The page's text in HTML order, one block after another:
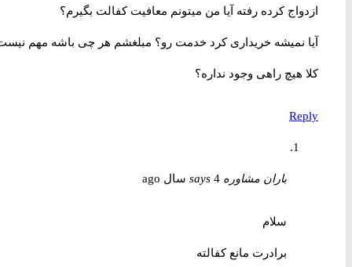
ازدواج کرده رفته آیا من میتونم معافیت کفالت بگیرم؟
آیا نمیشه خریداری کرد خدمت رو؟ مبلغشم هر چی باشه مهم نیست
کلا هیچ راهی وجود نداره؟
Reply
باران مشاوره says 4 سال ago
سلام
برادرت مانع کفالته